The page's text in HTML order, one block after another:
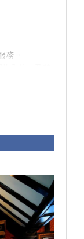
務。
入住、及禁
父母有渡假
場提供為
，另婚紗拍
電話訂房。
開放給已完